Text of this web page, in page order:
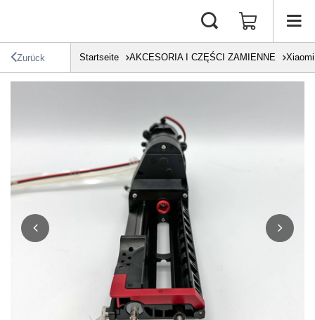
Zurück Startseite AKCESORIA I CZĘŚCI ZAMIENNE Xiaomi